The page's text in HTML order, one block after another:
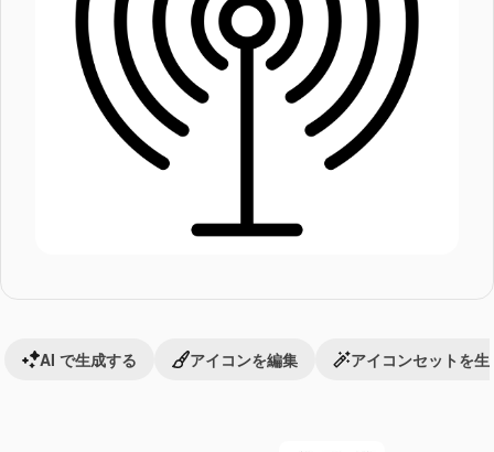
AI で生成する アイコンを編集 アイコンセットを生